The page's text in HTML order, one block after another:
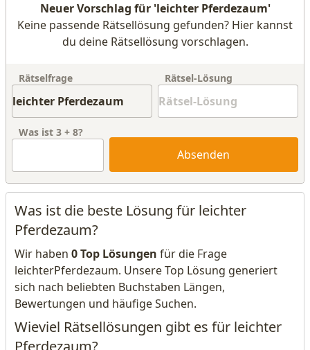
Neuer Vorschlag für 'leichter Pferdezaum'
Keine passende Rätsellösung gefunden? Hier kannst
du deine Rätsellösung vorschlagen.
Rätselfrage Rätsel-Lösung
Was ist 3 + 8?
Absenden
Was ist die beste Lösung für leichter
Pferdezaum?
Wir haben 0 Top Lösungen für die Frage
leichterPferdezaum. Unsere Top Lösung generiert
sich nach beliebten Buchstaben Längen,
Bewertungen und häufige Suchen.
Wieviel Rätsellösungen gibt es für leichter
Pferdezaum?